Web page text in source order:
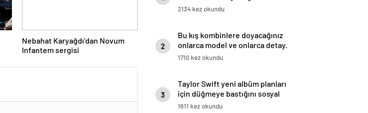
Nebahat Karyağdı’dan Novum
Infantem sergisi
anlaşılır?
2134 kez okundu
2
Bu kış kombinlere doyacağınız
onlarca model ve onlarca detay.
1710 kez okundu
3
Taylor Swift yeni albüm planları
için düğmeye bastığını sosyal
medyadan duyurdu!
1611 kez okundu